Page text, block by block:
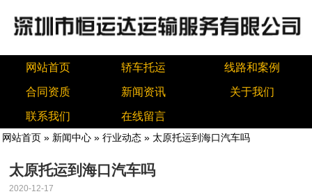
网站首页 轿车托运 线路和案例
合同资质 新闻资讯 关于我们
联系我们 在线留言
网站首页 » 新闻中心 » 行业动态 » 太原托运到海口汽车吗
太原托运到海口汽车吗
2020-12-17